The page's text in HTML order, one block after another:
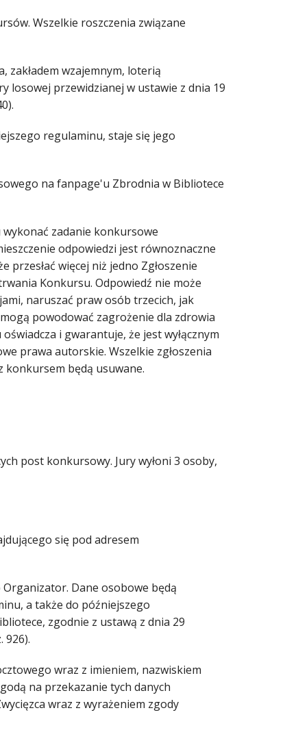
Wszelkie roszczenia związane
wzajemnym, loterią
losowej przewidzianej w ustawie z dnia 19
regulaminu, staje się jego
na fanpage'u Zbrodnia w Bibliotece
zadanie konkursowe
odpowiedzi jest równoznaczne
więcej niż jedno Zgłoszenie
Konkursu. Odpowiedź nie może
naruszać praw osób trzecich, jak
powodować zagrożenie dla zdrowia
i gwarantuje, że jest wyłącznym
prawa autorskie. Wszelkie zgłoszenia
konkursem będą usuwane.
post konkursowy. Jury wyłoni 3 osoby,
się pod adresem
Dane osobowe będą
a także do późniejszego
zgodnie z ustawą z dnia 29
926).
wraz z imieniem, nazwiskiem
na przekazanie tych danych
wraz z wyrażeniem zgody